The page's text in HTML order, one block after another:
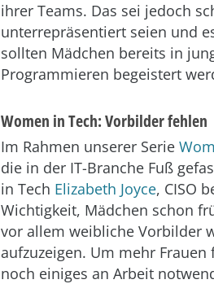
ihrer Teams. Das sei jedoch
unterrepräsentiert seien und
sollten Mädchen bereits in
Programmieren begeistert
Women in Tech: Vorbilder fehlen
Im Rahmen unserer Serie
die in der IT-Branche Fuß
in Tech Elizabeth Joyce, CISO
Wichtigkeit, Mädchen schon
vor allem weibliche Vorbilder
aufzuzeigen. Um mehr
noch einiges an Arbeit